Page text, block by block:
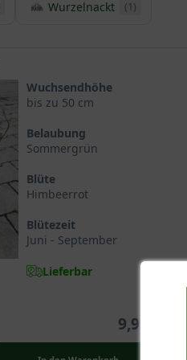
Wurzelnackt (1)
Wuchsendhöhe
bis zu 50 cm
Belaubung
Sommergrün
Blüte
Himbeerrot
Blütezeit
Juni - September
Lieferbar
9,90 €